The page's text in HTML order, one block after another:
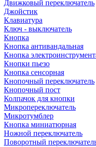
Движковый переключатель
Джойстик
Клавиатура
Ключ - выключатель
Кнопка
Кнопка антивандальная
Кнопка
Кнопки пьезо
Кнопка сенсорная
Кнопочный переключатель
Кнопочный пост
Колпачок для кнопки
Микропереключатель
Микротумблер
Кнопка миниатюрная
Ножной переключатель
Поворотный